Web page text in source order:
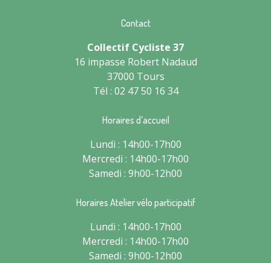
Contact
Collectif Cycliste 37
16 impasse Robert Nadaud
37000 Tours
Tél : 02 47 50 16 34
Horaires d’accueil
Lundi : 14h00-17h00
Mercredi : 14h00-17h00
Samedi : 9h00-12h00
Horaires Atelier vélo participatif
Lundi : 14h00-17h00
Mercredi : 14h00-17h00
Samedi : 9h00-12h00